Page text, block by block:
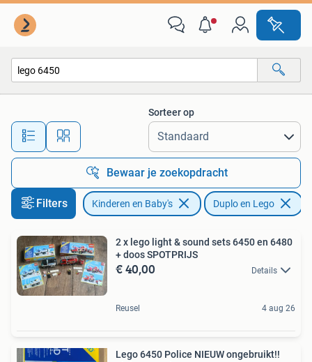
Alle afstanden…
Sorteer op
Bewaar je zoekopdracht
Filters Kinderen en Baby's Duplo en Lego
2 x lego light & sound sets 6450 en 6480
+ doos SPOTPRIJS
€ 40,00 Details
Reusel 4 aug 26
Lego 6450 Police NIEUW ongebruikt!!